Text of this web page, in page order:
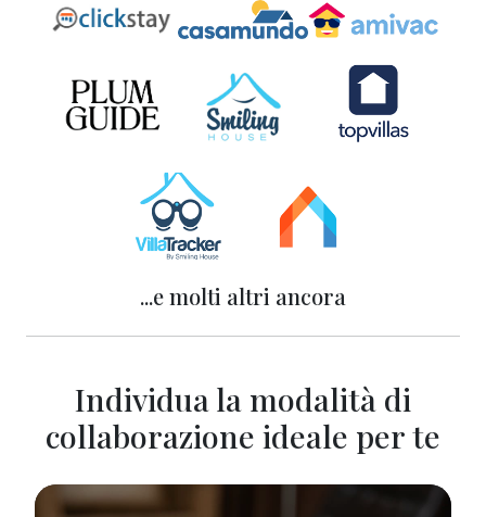
...e molti altri ancora
Individua la modalità di
collaborazione ideale per te